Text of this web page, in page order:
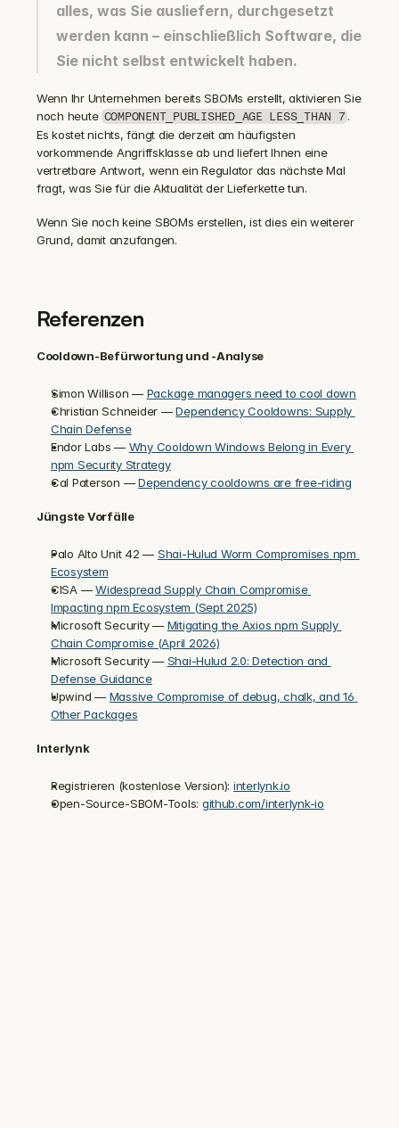
alles, was Sie ausliefern, durchgesetzt
werden kann – einschließlich Software, die
Sie nicht selbst entwickelt haben.
Wenn Ihr Unternehmen bereits SBOMs erstellt, aktivieren Sie
noch heute COMPONENT_PUBLISHED_AGE LESS_THAN 7 .
Es kostet nichts, fängt die derzeit am häufigsten
vorkommende Angriffsklasse ab und liefert Ihnen eine
vertretbare Antwort, wenn ein Regulator das nächste Mal
fragt, was Sie für die Aktualität der Lieferkette tun.
Wenn Sie noch keine SBOMs erstellen, ist dies ein weiterer
Grund, damit anzufangen.
Referenzen
Cooldown-Befürwortung und -Analyse
Simon Willison — Package managers need to cool down
Christian Schneider — Dependency Cooldowns: Supply
Chain Defense
Endor Labs — Why Cooldown Windows Belong in Every
npm Security Strategy
Cal Paterson — Dependency cooldowns are free-riding
Jüngste Vorfälle
Palo Alto Unit 42 — Shai-Hulud Worm Compromises npm
Ecosystem
CISA — Widespread Supply Chain Compromise
Impacting npm Ecosystem (Sept 2025)
Microsoft Security — Mitigating the Axios npm Supply
Chain Compromise (April 2026)
Microsoft Security — Shai-Hulud 2.0: Detection and
Defense Guidance
Upwind — Massive Compromise of debug, chalk, and 16
Other Packages
Interlynk
Registrieren (kostenlose Version): interlynk.io
Open-Source-SBOM-Tools: github.com/interlynk-io